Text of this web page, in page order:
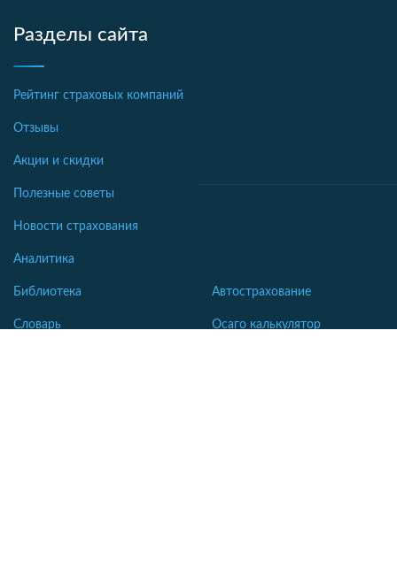
Разделы сайта
Рейтинг страховых компаний
Отзывы
Акции и скидки
Полезные советы
Новости страхования
Аналитика
Библиотека
Словарь
Автострахование
Осаго калькулятор